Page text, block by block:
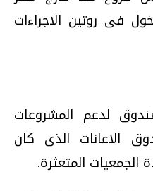
فى روتين الاجراءات
لدعم المشروعات
الاعانات الذى كان
المتعثرة.